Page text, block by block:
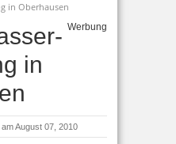
in Oberhausen
in
Werbung
am August 07, 2010